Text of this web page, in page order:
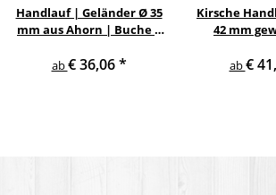
Handlauf | Geländer Ø 35
mm aus Ahorn | Buche |
Enden & Edelstahlhalter
ab€ 36,06*
Kirsche
42 mm
ab€